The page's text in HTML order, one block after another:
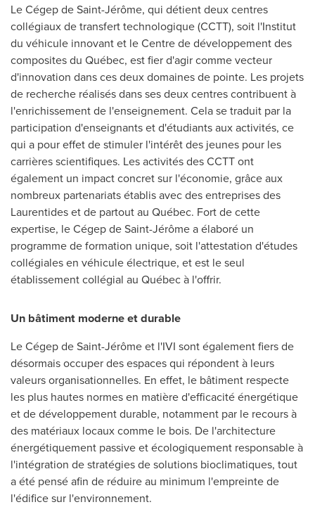
Le Cégep de Saint-Jérôme, qui détient deux centres
collégiaux de transfert technologique (CCTT), soit l'Institut
du véhicule innovant et le Centre de développement des
composites du Québec, est fier d'agir comme vecteur
d'innovation dans ces deux domaines de pointe. Les projets
de recherche réalisés dans ses deux centres contribuent à
l'enrichissement de l'enseignement. Cela se traduit par la
participation d'enseignants et d'étudiants aux activités, ce
qui a pour effet de stimuler l'intérêt des jeunes pour les
carrières scientifiques. Les activités des CCTT ont
également un impact concret sur l'économie, grâce aux
nombreux partenariats établis avec des entreprises des
Laurentides et de partout au Québec. Fort de cette
expertise, le Cégep de Saint-Jérôme a élaboré un
programme de formation unique, soit l'attestation d'études
collégiales en véhicule électrique, et est le seul
établissement collégial au Québec à l'offrir.
Un bâtiment moderne et durable
Le Cégep de Saint-Jérôme et l'IVI sont également fiers de
désormais occuper des espaces qui répondent à leurs
valeurs organisationnelles. En effet, le bâtiment respecte
les plus hautes normes en matière d'efficacité énergétique
et de développement durable, notamment par le recours à
des matériaux locaux comme le bois. De l'architecture
énergétiquement passive et écologiquement responsable à
l'intégration de stratégies de solutions bioclimatiques, tout
a été pensé afin de réduire au minimum l'empreinte de
l'édifice sur l'environnement.